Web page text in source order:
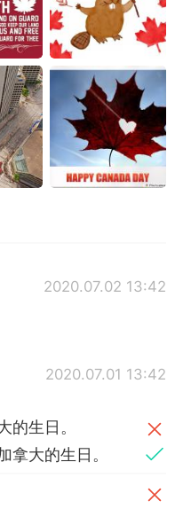
2020.07.02 13:42
2020.07.01 13:42
的生日。
拿大的生日。